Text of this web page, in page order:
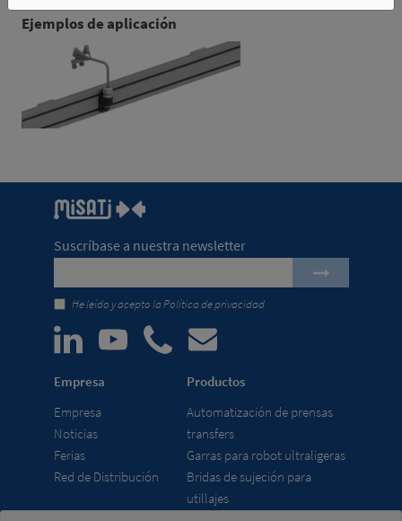
Ejemplos de aplicación
Suscríbase a nuestra newsletter
He leído y acepto laPolítica de privacidad
Empresa
Empresa
Noticias
Ferias
Red de Distribución
Productos
Automatización de prensas
transfers
Garras para robot ultraligeras
Bridas de sujeción para
utillajes